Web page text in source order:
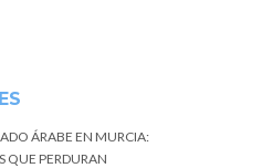
ÁRABE EN MURCIA:
QUE PERDURAN